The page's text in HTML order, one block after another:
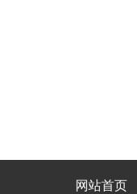
网站首页